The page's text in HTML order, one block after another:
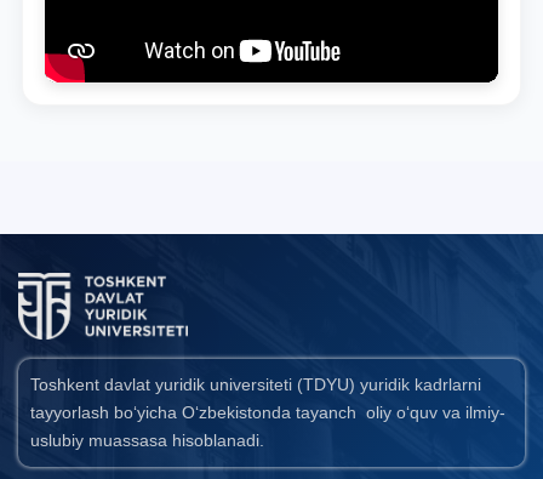
Toshkent davlat yuridik universiteti (TDYU) yuridik kadrlarni
tayyorlash bo‘yicha O‘zbekistonda tayanch oliy o‘quv va ilmiy-
uslubiy muassasa hisoblanadi.